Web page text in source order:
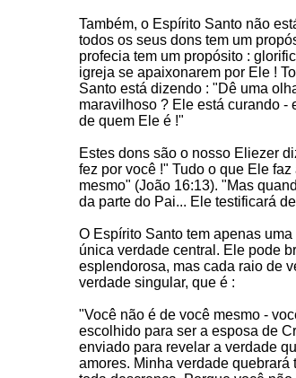
Também, o Espírito Santo não
todos os seus dons tem um
profecia tem um propósito :
igreja se apaixonarem por Ele !
Santo está dizendo : "Dê uma
maravilhoso ? Ele está curando -
de quem Ele é !"
Estes dons são o nosso Eliezer
fez por você !" Tudo o que Ele
mesmo" (João 16:13). "Mas
da parte do Pai... Ele testificará
O Espírito Santo tem apenas
única verdade central. Ele pode
esplendorosa, mas cada raio de
verdade singular, que é :
"Você não é de você mesmo -
escolhido para ser a esposa de
enviado para revelar a verdade
amores. Minha verdade